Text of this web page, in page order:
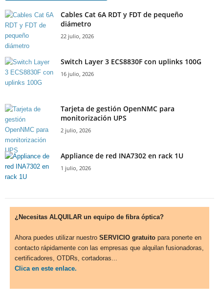
Cables Cat 6A RDT y FDT de pequeño
diámetro
22 julio, 2026
Switch Layer 3 ECS8830F con uplinks 100G
16 julio, 2026
Tarjeta de gestión OpenNMC para
monitorización UPS
2 julio, 2026
Appliance de red INA7302 en rack 1U
1 julio, 2026
¿Necesitas ALQUILAR un equipo de fibra óptica?
Ahora puedes utilizar nuestro SERVICIO gratuito para ponerte en
contacto rápidamente con las empresas que alquilan fusionadoras,
certificadores, OTDRs, cortadoras...
Clica en este enlace.